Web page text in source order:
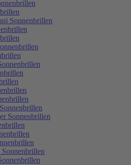
Sonnenbrillen
Sonnenbrillen